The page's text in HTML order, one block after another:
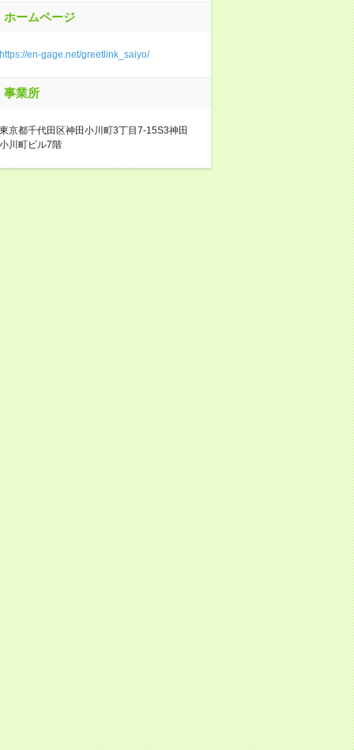
ホームページ
en-gage.net/greetlink_saiyo/
事業所
京都千代田区神田小川町3丁目7-15S3神田
川町ビル7階